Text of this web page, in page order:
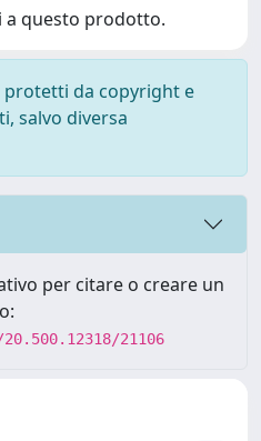
a questo prodotto.
protetti da copyright e
salvo diversa
per citare o creare un
21106